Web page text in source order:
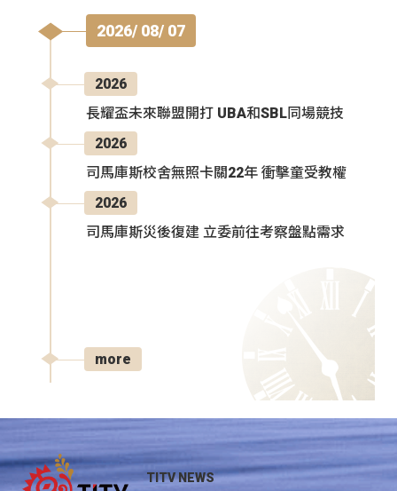
2026/ 08/ 07
2026
長耀盃未來聯盟開打 UBA和SBL同場競技
2026
司馬庫斯校舍無照卡關22年 衝擊童受教權
2026
司馬庫斯災後復建 立委前往考察盤點需求
more
TITV NEWS